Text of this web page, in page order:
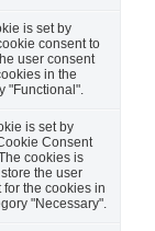
is set by
consent to
user consent
in the
"Functional".
is set by
Consent
cookies is
the user
for the cookies in
"Necessary".